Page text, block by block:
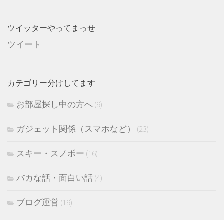
ツイッターやってまっせ
ツイート
カテゴリー分けしてます
お部屋探し中の方へ(9)
ガジェット関係（スマホなど） (23)
スキー・スノボー (16)
バカな話・面白い話(4)
ブログ運営 (19)